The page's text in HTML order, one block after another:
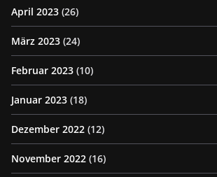
April 2023 (26)
März 2023 (24)
Februar 2023 (10)
Januar 2023 (18)
Dezember 2022 (12)
November 2022 (16)